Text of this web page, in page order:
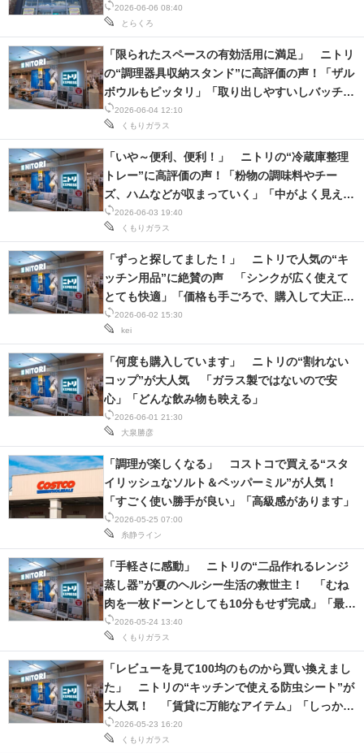
2026-06-06 08:40
とらくろ
2026-06-04 12:10
くもりガラス
「限られたスペースの有効活用に満足」 ニトリ
の“調理器具収納スタンド”に高評価の声！「ザル
ボウルもピッタリ」「取り出しやすいしバッチリ
です！」
2026-06-03 19:40
くもりガラス
「いや～便利、便利！」 ニトリの“冷蔵庫整理
トレー”に高評価の声！「粉物の調味料やチー
ズ、ハムなどが収まっていく」「中がよく見える
ので良い」
2026-06-02 15:30
kei
「ずっと探してました！」 ニトリで人気の“キ
ッチン用品”に絶賛の声 「シンクが広く使えて
とても快適」「価格も手ごろで、購入して大正解
でした」
2026-06-01 21:30
大泉勝彦
「何度も購入しています」 ニトリの“割れない
コップ”が大人気 「ガラス製ではないので安
心」「どんな飲み物も映える」
2026-05-25 07:00
糸静ライン
「調理が楽しくなる」 コストコで買える“スタ
イリッシュなソルト＆ペッパーミル”が人気！
「すごく使い勝手が良い」「高級感があります」
2026-05-24 13:40
くもりガラス
「手軽さに感動」 ニトリの“二品作れるレンジ
蒸し器”が夏のヘルシー生活の救世主！ 「むね
肉を一枚ドーンとしても10分もせず完成」「最高
のキッチン用品！」の声
2026-05-23 16:20
くもりガラス
「レビューを見て100均のものから買い換えまし
た」 ニトリの“キッチンで使える防虫シート”が
大人気！ 「賃貸に万能なアイテム」「しっかり
した厚さで使いやすい」